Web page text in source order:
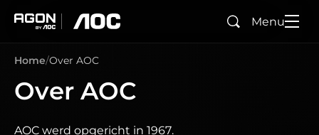
Zoeken
Menu
Home Over AOC
Over AOC
AOC werd opgericht in 1967.